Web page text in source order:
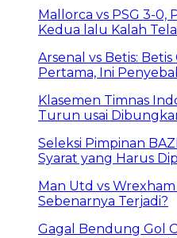
Mallorca vs PSG 3-0,
Kedua lalu Kalah
Arsenal vs Betis:
Pertama, Ini
Klasemen Timnas
Turun usai
Seleksi Pimpinan
Syarat yang Harus
Man Utd vs
Sebenarnya Terjadi?
Gagal Bendung Gol